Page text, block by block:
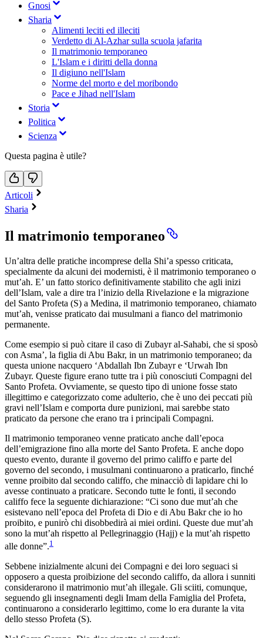
Gnosi
Sharia
Alimenti leciti ed illeciti
Verdetto di Al-Azhar sulla scuola jafarita
Il matrimonio temporaneo
L'Islam e i diritti della donna
Il digiuno nell'Islam
Norme del morto e del moribondo
Pace e Jihad nell'Islam
Storia
Politica
Scienza
Questa pagina è utile?
Articoli
Sharia
Il matrimonio temporaneo
Un’altra delle pratiche incomprese della Shi’a spesso criticata,
specialmente da alcuni dei modernisti, è il matrimonio temporaneo o
mut’ah. E’ un fatto storico definitivamente stabilito che agli inizi
dell’Islam, vale a dire tra l’inizio della Rivelazione e la migrazione
del Santo Profeta (S) a Medina, il matrimonio temporaneo, chiamato
mut’ah, venisse praticato dai musulmani a fianco del matrimonio
permanente.
Come esempio si può citare il caso di Zubayr al-Sahabi, che si sposò
con Asma’, la figlia di Abu Bakr, in un matrimonio temporaneo; da
questa unione nacquero ‘Abdallah Ibn Zubayr e ‘Urwah Ibn
Zubayr. Queste figure erano tutte tra i più conosciuti Compagni del
Santo Profeta. Ovviamente, se questo tipo di unione fosse stato
illegittimo e categorizzato come adulterio, che è uno dei peccati più
gravi nell’Islam e comporta dure punizioni, mai sarebbe stato
praticato da persone che erano tra i principali Compagni.
Il matrimonio temporaneo venne praticato anche dall’epoca
dell’emigrazione fino alla morte del Santo Profeta. E anche dopo
questo evento, durante il governo del primo califfo e parte del
governo del secondo, i musulmani continuarono a praticarlo, finché
venne proibito dal secondo califfo, che minacciò di lapidare chi lo
avesse continuato a praticare. Secondo tutte le fonti, il secondo
califfo fece la seguente dichiarazione: “Ci sono due mut’ah che
esistevano nell’epoca del Profeta di Dio e di Abu Bakr che io ho
proibito, e punirò chi disobbedirà ai miei ordini. Queste due mut’ah
sono la mut’ah rispetto al Pellegrinaggio (Hajj) e la mut’ah rispetto
alle donne”.1
Sebbene inizialmente alcuni dei Compagni e dei loro seguaci si
opposero a questa proibizione del secondo califfo, da allora i sunniti
considerarono il matrimonio mut’ah illegale. Gli sciiti, comunque,
seguendo gli insegnamenti degli Imam della Famiglia del Profeta,
continuarono a considerarlo legittimo, come lo era durante la vita
dello stesso Profeta (S).